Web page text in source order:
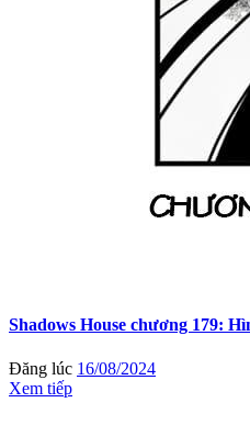
Shadows House chương 179:
Đăng lúc 16/08/2024
Xem tiếp